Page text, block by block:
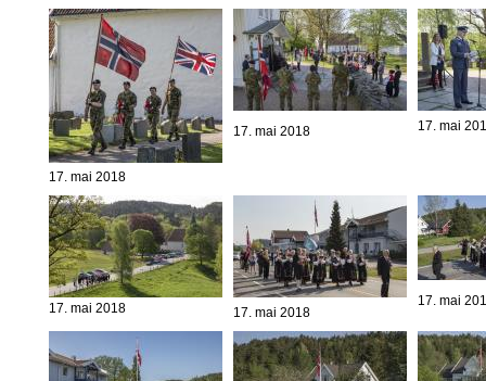
17. mai 2018
17. mai 2018 17. mai
17. mai 2018 17. mai 2018
17. mai